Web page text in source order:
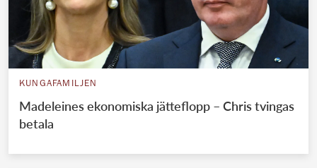
KUNGAFAMILJEN
Madeleines ekonomiska jätteflopp – Chris tvingas
betala